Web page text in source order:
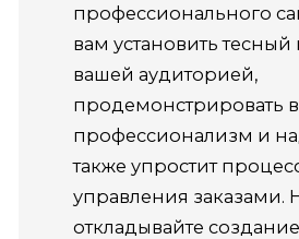
профессионального
вам установить тесный
вашей аудиторией,
продемонстрировать
профессионализм и
также упростит
управления заказами.
откладывайте